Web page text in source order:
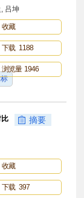
吕坤
收藏
下载 1188
浏览量 1946
摘要
收藏
下载 397